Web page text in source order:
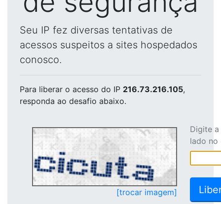
Seu IP fez diversas tentativas de
acessos suspeitos a sites hospedados
conosco.
Para liberar o acesso do IP 216.73.216.105,
responda ao desafio abaixo.
[trocar imagem]
Digite
lado no